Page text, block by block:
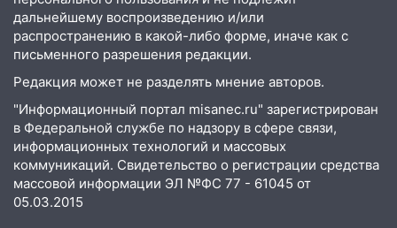
14:26 Жители Ульяновска сами
пытаются расчистить ливнёвки, не
дождавшись коммунальщиков
на улице Любови Шевцовой рухнул
светофор
14:14 Студента из Ульяновска обманули
мошенники под видом преподавателя
дальнейшему воспроизведению и/или
распространению в какой-либо форме, иначе как с
письменного разрешения редакции.
Редакция может не разделять мнение авторов.
"Информационный портал misanec.ru" зарегистрирован
в Федеральной службе по надзору в сфере связи,
информационных технологий и массовых
коммуникаций. Свидетельство о регистрации средства
массовой информации ЭЛ №ФС 77 - 61045 от
05.03.2015